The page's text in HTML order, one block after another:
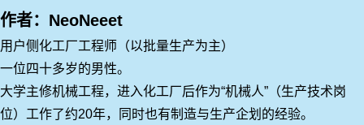
作者：NeoNeeet
用户侧化工厂工程师（以批量生产为主）
一位四十多岁的男性。
大学主修机械工程，进入化工厂后作为“机械人”（生产技术岗
位）工作了约20年，同时也有制造与生产企划的经验。